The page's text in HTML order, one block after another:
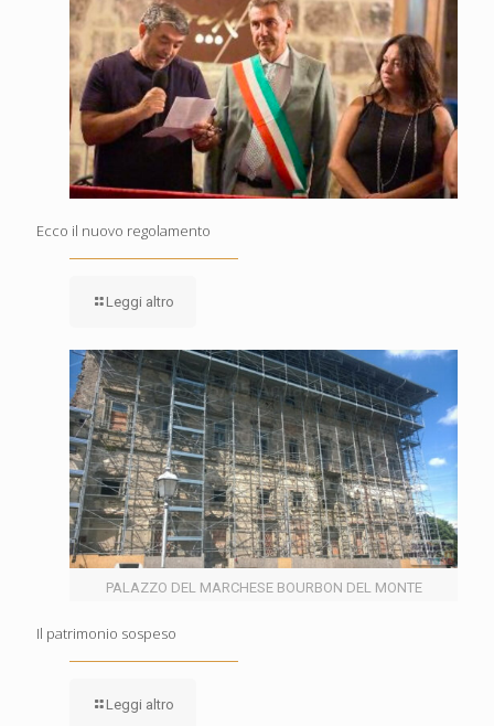
Ecco il nuovo regolamento
Leggi altro
PALAZZO DEL MARCHESE BOURBON DEL MONTE
Il patrimonio sospeso
Leggi altro